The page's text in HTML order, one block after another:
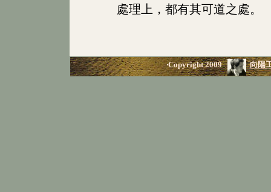
處理上，都有其可道之處。
‧Copyright 2009 向陽